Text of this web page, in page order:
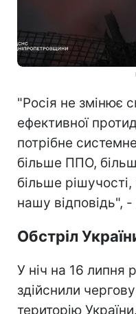
"Росія не змінює
ефективної
потрібне
більше ППО,
більше
нашу відповідь",
Обстріл
У ніч на 16 липня
здійснили
територію